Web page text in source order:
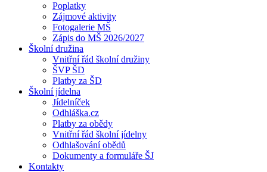
Poplatky
Zájmové aktivity
Fotogalerie MŠ
Zápis do MŠ 2026/2027
Školní družina
Vnitřní řád školní družiny
ŠVP ŠD
Platby za ŠD
Školní jídelna
Jídelníček
Odhláška.cz
Platby za obědy
Vnitřní řád školní jídelny
Odhlašování obědů
Dokumenty a formuláře ŠJ
Kontakty